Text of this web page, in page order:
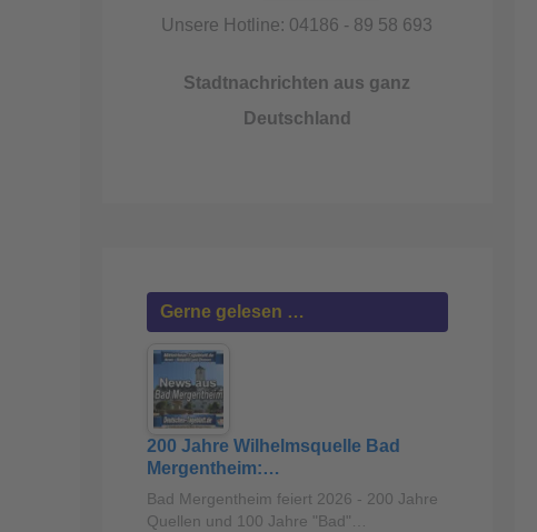
Unsere Hotline: 04186 - 89 58 693
Stadtnachrichten aus ganz
Deutschland
Gerne gelesen …
200 Jahre Wilhelmsquelle Bad
Mergentheim:…
Bad Mergentheim feiert 2026 - 200 Jahre
Quellen und 100 Jahre "Bad"…